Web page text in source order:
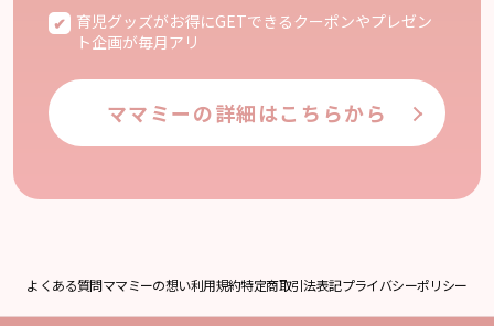
育児グッズがお得にGETできるクーポンやプレゼン
ト企画が毎月アリ
ママミーの詳細はこちらから
よくある質問ママミーの想い利用規約特定商取引法表記プライバシーポリシー